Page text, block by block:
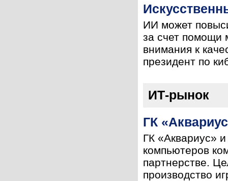
ИИ может
за счет помощи
внимания к
президент по
ИТ-рынок
ГК
ГК «Аквариус»
компьютеров
партнерстве.
производство